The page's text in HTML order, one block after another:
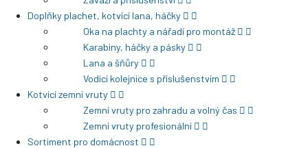
Doplňky plachet, kotvící lana, háčky
Oka na plachty a nářadí pro montáž
Karabiny, háčky a pásky
Lana a šňůry
Vodící kolejnice s příslušenstvím
Kotvící zemní vruty
Zemní vruty pro zahradu a volný čas
Zemní vruty profesionální
Sortiment pro domácnost